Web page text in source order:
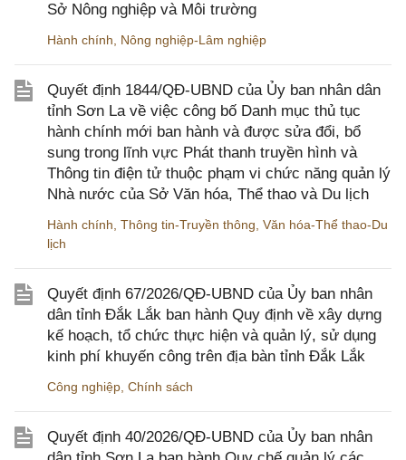
Sở Nông nghiệp và Môi trường
Hành chính, Nông nghiệp-Lâm nghiệp
Quyết định 1844/QĐ-UBND của Ủy ban nhân dân
tỉnh Sơn La về việc công bố Danh mục thủ tục
hành chính mới ban hành và được sửa đổi, bổ
sung trong lĩnh vực Phát thanh truyền hình và
Thông tin điện tử thuộc phạm vi chức năng quản lý
Nhà nước của Sở Văn hóa, Thể thao và Du lịch
Hành chính, Thông tin-Truyền thông, Văn hóa-Thể thao-Du
lịch
Quyết định 67/2026/QĐ-UBND của Ủy ban nhân
dân tỉnh Đắk Lắk ban hành Quy định về xây dựng
kế hoạch, tổ chức thực hiện và quản lý, sử dụng
kinh phí khuyến công trên địa bàn tỉnh Đắk Lắk
Công nghiệp, Chính sách
Quyết định 40/2026/QĐ-UBND của Ủy ban nhân